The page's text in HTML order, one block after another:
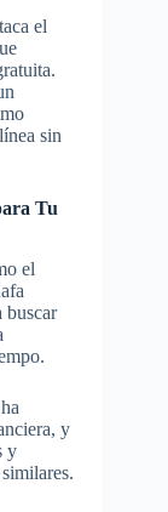
el
sin
Tu
el
buscar
y
y